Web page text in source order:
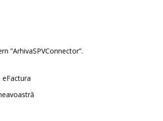
”ArhivaSPVConnector”.